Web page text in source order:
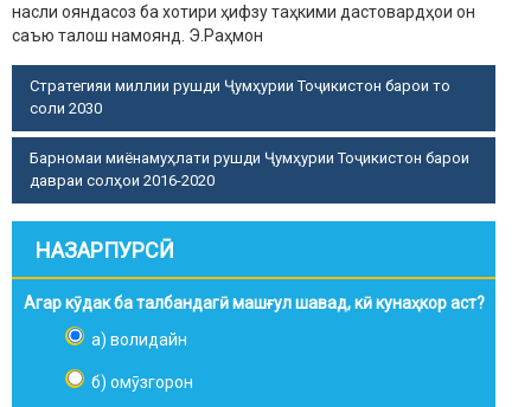
насли ояндасоз ба хотири ҳифзу таҳкими дастовардҳои он
саъю талош намоянд. Э.Раҳмон
Стратегияи миллии рушди Ҷумҳурии Тоҷикистон барои то
соли 2030
Барномаи миёнамуҳлати рушди Ҷумҳурии Тоҷикистон барои
давраи солҳои 2016-2020
НАЗАРПУРСӢ
Агар кӯдак ба талбандагӣ машғул шавад, кӣ кунаҳкор аст?
а) волидайн
б) омӯзгорон